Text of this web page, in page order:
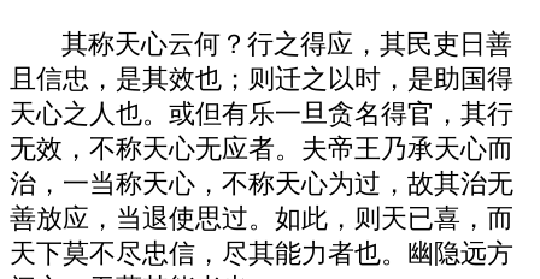
其称天心云何？行之得应，其民吏日善
且信忠，是其效也；则迁之以时，是助国得
天心之人也。或但有乐一旦贪名得官，其行
无效，不称天心无应者。夫帝王乃承天心而
治，一当称天心，不称天心为过，故其治无
善放应，当退使思过。如此，则天已喜，而
天下莫不尽忠信，尽其能力者也。幽隐远方